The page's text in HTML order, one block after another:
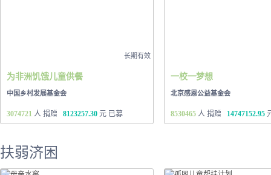
长期有效
为非洲饥饿儿童供餐
中国乡村发展基金会
3074721 人 捐赠 8123257.30 元 已募
一校一梦想
北京感恩公益基金会
8530465 人 捐赠 14747152.95
扶弱济困